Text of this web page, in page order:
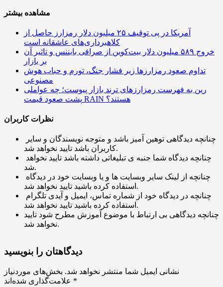
مشاهده بیشتر
آمریکا در پی توقیف ۲۵ میلیون دلار رمزارز حاصل از
کلاهبرداری‌های عاشقانه است
خروج ۵۸۹ میلیون دلار بیت‌کوین از صرافی بایننس و تاثیر آن
بر بازار
تداوم صعود رمزارزها زیر فشار جنگ، تورم و حباب هوش
مصنوعی
رین به فهرست رمزارزهای ترند بازار پیوست؛ چه عواملی
پشت صعود قیمت RAIN هستند؟
نظرات کاربران
کاربران باشد تایید نخواهد شد.
شد.
استفاده کرده باشید تایید نخواهد شد.
استفاده کرده باشید تایید نخواهد شد.
چنانچه دیدگاهی بی ارتباط با موضوع آموزش مطرح شود تایید
نخواهد شد.
دیدگاهتان را بنویسید
نشانی ایمیل شما منتشر نخواهد شد. بخش‌های موردنیاز
*